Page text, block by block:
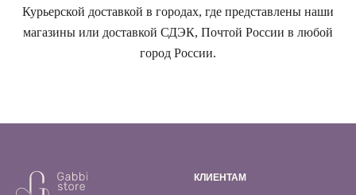
Курьерской доставкой в городах, где представлены наши
магазины или доставкой СДЭК, Почтой России в любой
город России.
КЛИЕНТАМ